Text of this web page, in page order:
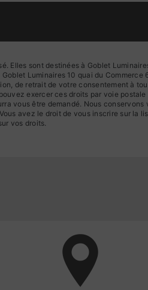
Elles sont destinées à Goblet
Luminaires 10 quai du Commerce
de retrait de votre consentement à
exercer ces droits par voie
vous être demandé. Nous conservons
avez le droit de vous inscrire sur la
vos droits.